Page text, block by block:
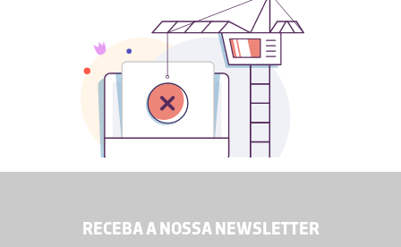
RECEBA A NOSSA NEWSLETTER